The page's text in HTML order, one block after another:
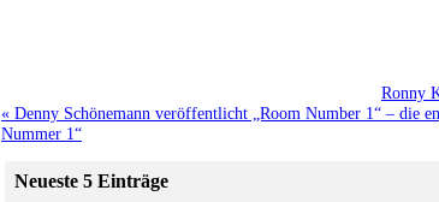
Ronny
« Denny Schönemann veröffentlicht „Room Number 1“ – die
Nummer 1“
Neueste 5 Einträge